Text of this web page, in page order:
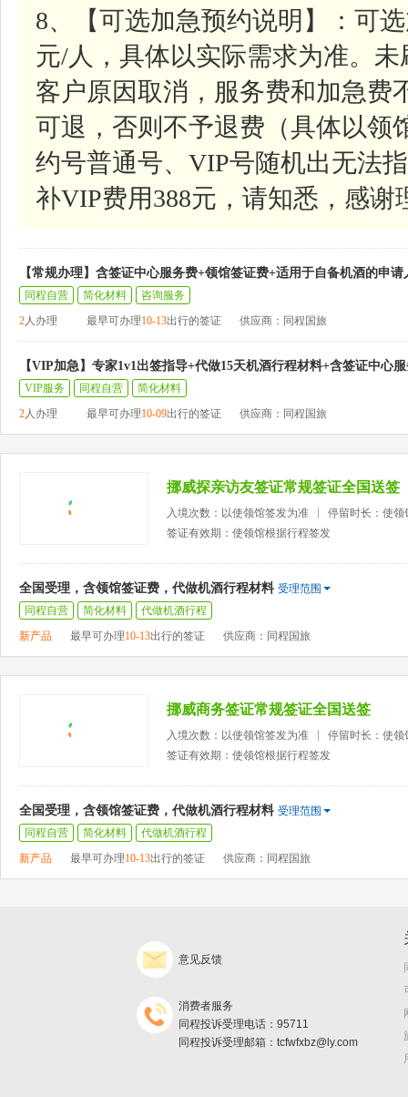
8、【可选加急预约说明】：可
元/人，具体以实际需求为准。
客户原因取消，服务费和加急费
可退，否则不予退费（具体以领
约号普通号、VIP号随机出无法
补VIP费用388元，请知悉，感谢
【常规办理】含签证中心服务费+领馆签证费+适用于自备机酒的申请
同程自营 简化材料
咨询服务
2人办理 最早可办理10-13出行的签证 供应商：同程国旅
【VIP加急】专家1v1出签指导+代做15天机酒行程材料+含签证中心
VIP服务 同程自营
简化材料
2人办理 最早可办理10-09出行的签证 供应商：同程国旅
挪威探亲访友签证常规签证全国送签
入境次数：以使领馆签发为准
停留时长：使领
签证有效期：使领馆根据行程签发
全国受理，含领馆签证费，代做机酒行程材料 受理范围
同程自营
简化材料
代做机酒行程
新产品
最早可办理10-13出行的签证 供应商：同程国旅
挪威商务签证常规签证全国送签
入境次数：以使领馆签发为准
停留时长：使领
签证有效期：使领馆根据行程签发
全国受理，含领馆签证费，代做机酒行程材料 受理范围
同程自营
简化材料
代做机酒行程
新产品
最早可办理10-13出行的签证 供应商：同程国旅
意见反馈
消费者服务
同程投诉受理电话：95711
同程投诉受理邮箱：tcfwfxbz@ly.com